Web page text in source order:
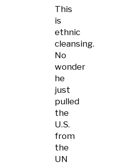
This
is
ethnic
cleansing.
No
wonder
he
just
pulled
the
U.S.
from
the
UN